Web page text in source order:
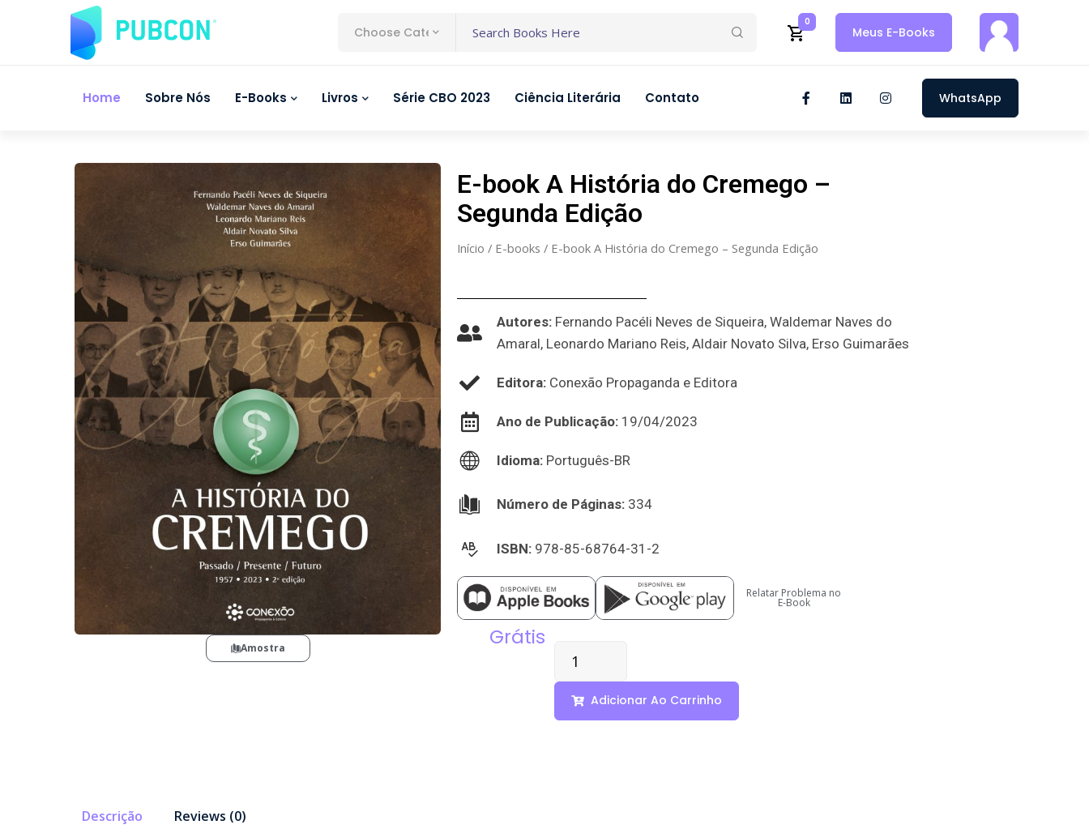
0
Meus E-Books
Choose Category
WhatsApp
Home Sobre Nós E-Books Livros Série CBO 2023 Ciência Literária Contato
Amostra
E-book A História do Cremego –
Segunda Edição
Início / E-books / E-book A História do Cremego – Segunda Edição
Autores: Fernando Pacéli Neves de Siqueira, Waldemar Naves do
Amaral, Leonardo Mariano Reis, Aldair Novato Silva, Erso Guimarães
Editora: Conexão Propaganda e Editora
Ano de Publicação: 19/04/2023
Idioma: Português-BR
Número de Páginas: 334
ISBN: 978-85-68764-31-2
Relatar Problema no
E-Book
Grátis
Adicionar Ao Carrinho
Descrição Reviews (0)